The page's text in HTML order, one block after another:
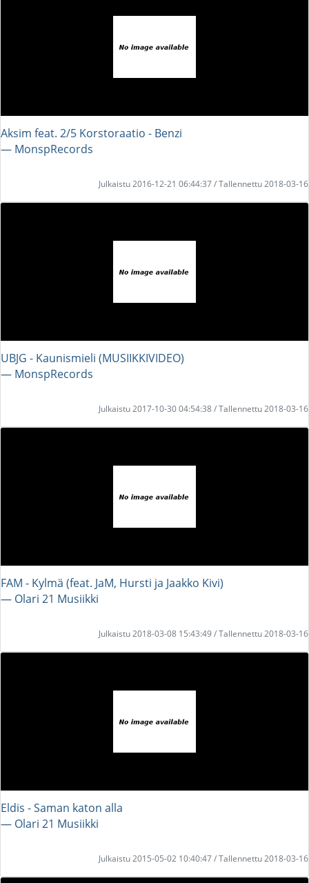
Aksim feat. 2/5 Korstoraatio - Benzi
― MonspRecords
Julkaistu 2016-12-21 06:44:37 / Tallennettu 2018-03-16
UBJG - Kaunismieli (MUSIIKKIVIDEO)
― MonspRecords
Julkaistu 2017-10-30 04:54:38 / Tallennettu 2018-03-16
FAM - Kylmä (feat. JaM, Hursti ja Jaakko Kivi)
― Olari 21 Musiikki
Julkaistu 2018-03-08 15:43:49 / Tallennettu 2018-03-16
Eldis - Saman katon alla
― Olari 21 Musiikki
Julkaistu 2015-05-02 10:40:47 / Tallennettu 2018-03-16